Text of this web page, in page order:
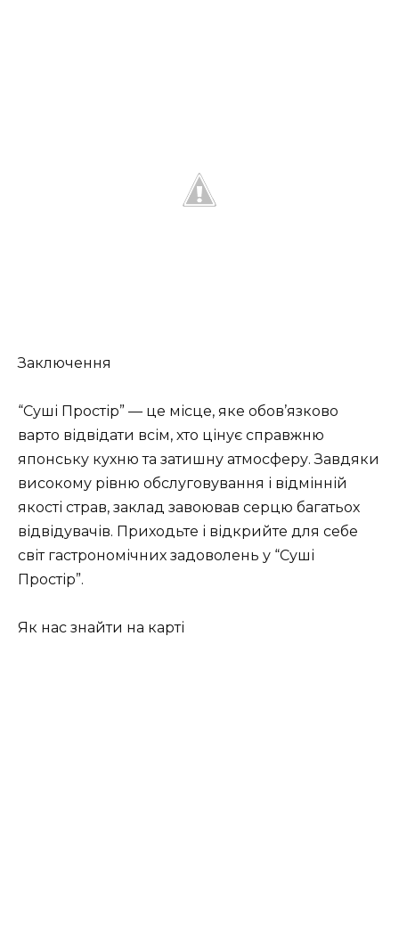
Заключення
“Суші Простір” — це місце, яке обов’язково
варто відвідати всім, хто цінує справжню
японську кухню та затишну атмосферу. Завдяки
високому рівню обслуговування і відмінній
якості страв, заклад завоював серцю багатьох
відвідувачів. Приходьте і відкрийте для себе
світ гастрономічних задоволень у “Суші
Простір”.
Як нас знайти на карті